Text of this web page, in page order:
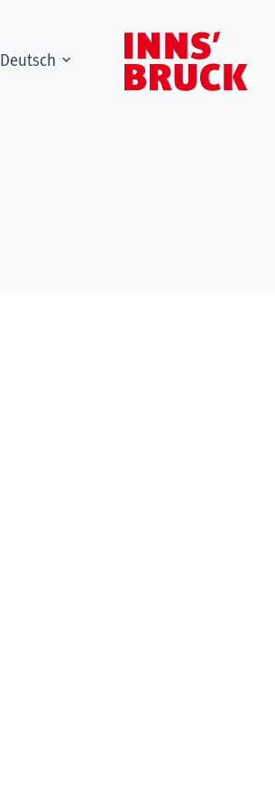
Deutsch